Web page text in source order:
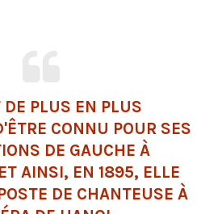
DE PLUS EN PLUS
CONNU POUR SES
DE GAUCHE À
AINSI, EN 1895, ELLE
DE CHANTEUSE À